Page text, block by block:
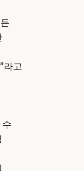
라고
수